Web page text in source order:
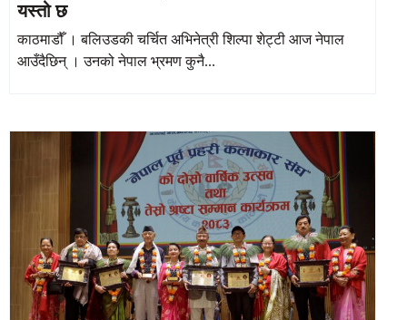
यस्तो छ
काठमाडौँ । बलिउडकी चर्चित अभिनेत्री शिल्पा शेट्टी आज नेपाल
आउँदैछिन् । उनको नेपाल भ्रमण कुनै...